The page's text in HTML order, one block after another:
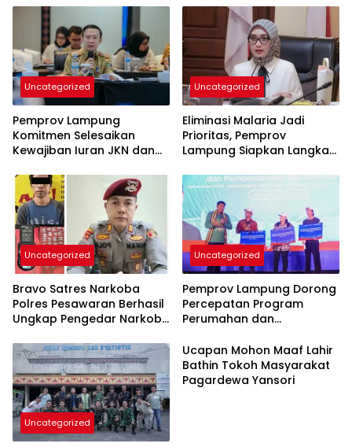
Uncategorized
Pemprov Lampung
Komitmen Selesaikan
Kewajiban Iuran JKN dan
Kepesertaan BPJS
Kesehatan
Uncategorized
Eliminasi Malaria Jadi
Prioritas, Pemprov
Lampung Siapkan Langkah
Uncategorized
Bravo Satres Narkoba
Polres Pesawaran Berhasil
Ungkap Pengedar Narkoba
Uncategorized
Pemprov Lampung Dorong
Percepatan Program
Perumahan dan
Rakyat
Uncategorized
Ucapan Mohon Maaf Lahir
Bathin Tokoh Masyarakat
Pagardewa Yansori